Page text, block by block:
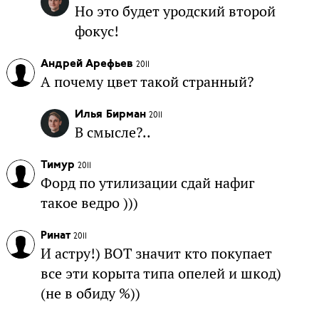
Но это будет уродский второй
фокус!
Андрей Арефьев 2011
А почему цвет такой странный?
Илья Бирман 2011
В смысле?..
Тимур 2011
Форд по утилизации сдай нафиг
такое ведро )))
Ринат 2011
И астру!) ВОТ значит кто покупает
все эти корыта типа опелей и шкод)
(не в обиду %))